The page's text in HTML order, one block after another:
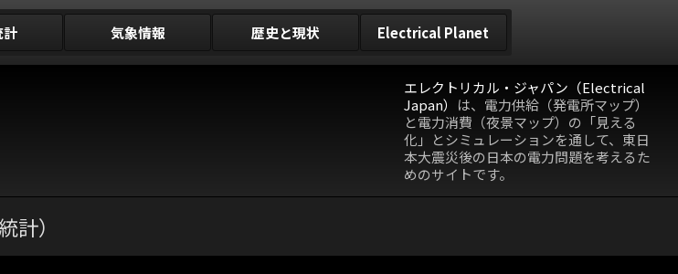
計 気象情報 歴史と現状 Electrical Planet
エレクトリカル・ジャパン（Electrical
Japan） は、電力供給（発電所マップ）
と電力消費（夜景マップ）の「見える
化」とシミュレーションを通して、東日
本大震災後の日本の電力問題を考えるた
めのサイトです。
）